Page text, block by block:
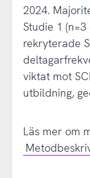
2024.
Studie 1
rekryterade
viktat mot
utbildning,
Läs mer om